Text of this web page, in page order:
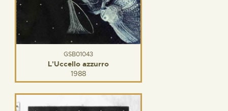
GSB01043
L'Uccello azzurro
1988